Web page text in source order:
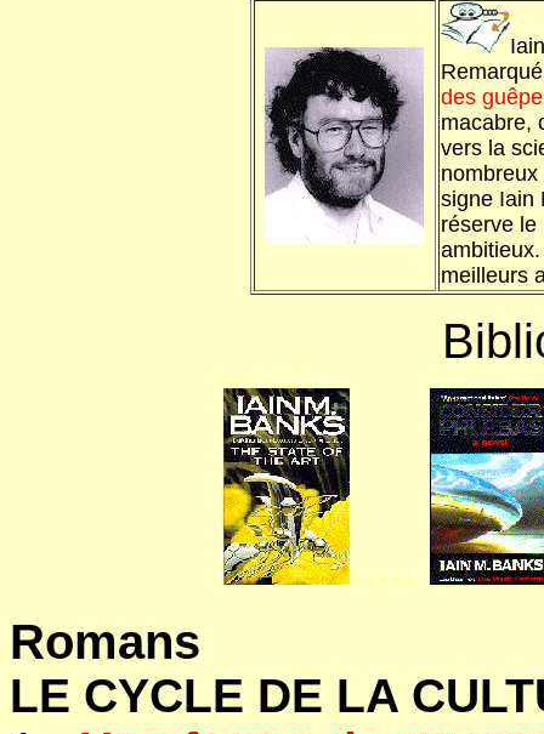
des
macabre,
vers la
signe Iain
réserve le
meilleurs
.....
Romans
LE CYCLE DE LA